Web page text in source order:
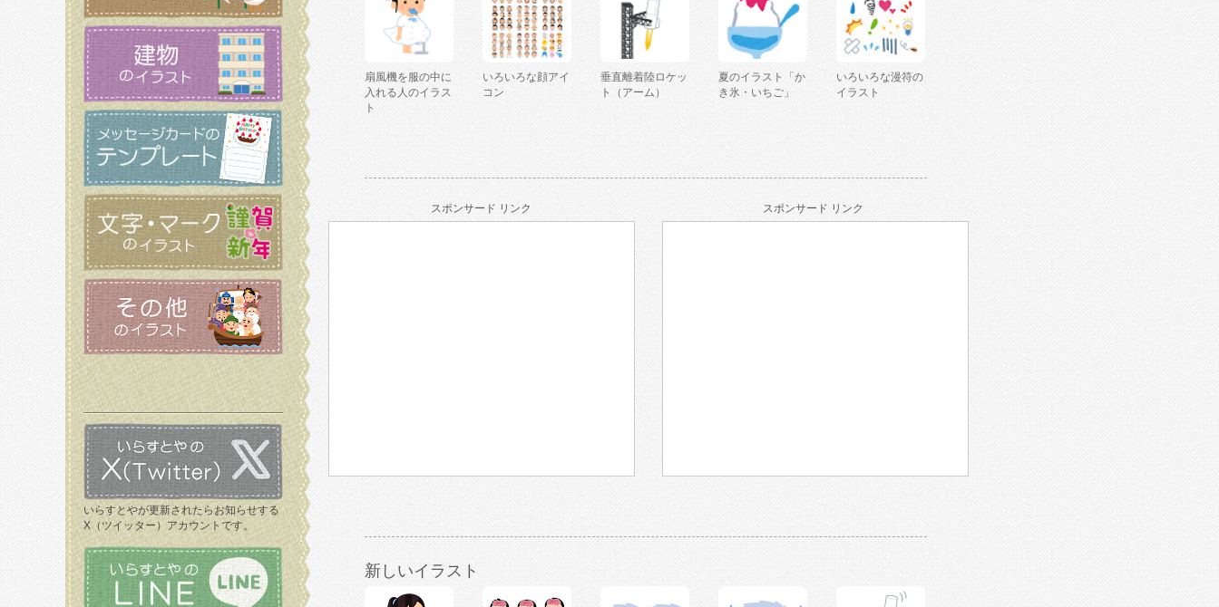
いらすとやが更新されたらお知らせする
X（ツイッター）アカウントです。
扇風機を服の中に
入れる人のイラス
ト
いろいろな顔アイ
コン
垂直離着陸ロケッ
ト（アーム）
夏のイラスト「か
き氷・いちご」
いろいろな漫符の
イラスト
スポンサード リンク スポンサード リンク
新しいイラスト